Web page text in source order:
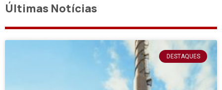
Últimas Notícias
DESTAQUES